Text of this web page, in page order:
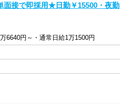
面接で即採用★日勤￥15500・夜勤
6640円～・通常日給1万1500円